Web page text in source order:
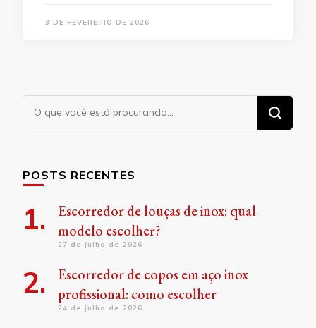
3 DE FEVEREIRO DE 2026
Procurando
algo?
POSTS RECENTES
Escorredor de louças de inox: qual
modelo escolher?
27 de julho de 2026
Escorredor de copos em aço inox
profissional: como escolher
24 de julho de 2026